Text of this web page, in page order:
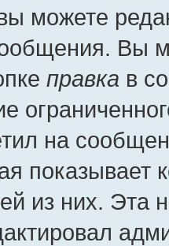
можете
Вы
правка в
на
показывает
из них. Эта